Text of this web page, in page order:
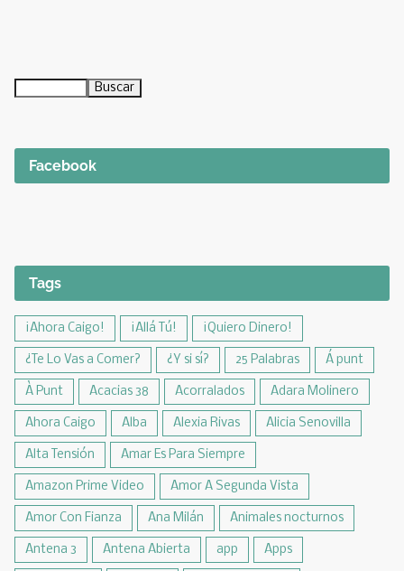
Facebook
Tags
¡Ahora Caigo! ¡Allá Tú! ¡Quiero Dinero!
¿Te Lo Vas a Comer? ¿Y si sí? 25 Palabras Á punt
À Punt Acacias 38 Acorralados Adara Molinero
Ahora Caigo Alba Alexia Rivas Alicia Senovilla
Alta Tensión Amar Es Para Siempre
Amazon Prime Video Amor A Segunda Vista
Amor Con Fianza Ana Milán Animales nocturnos
Antena 3 Antena Abierta app Apps